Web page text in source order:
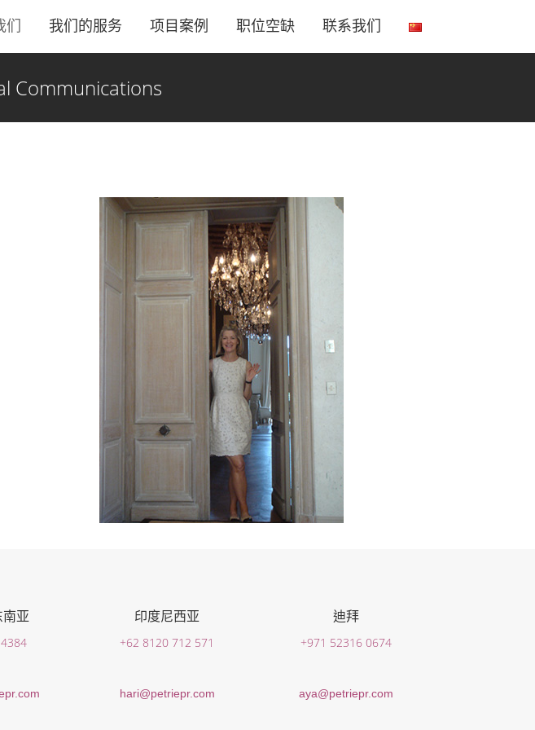
我们的服务 项目案例 职位空缺 联系我们
Communications
亚 印度尼西亚
+62 8120 712 571
hari@petriepr.com
迪拜
+971 52316 0674
aya@petriepr.com